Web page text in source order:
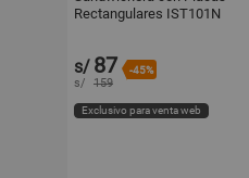
Rectangulares IST101N
s/ 87 -45%
s/ 159
Exclusivo para venta web